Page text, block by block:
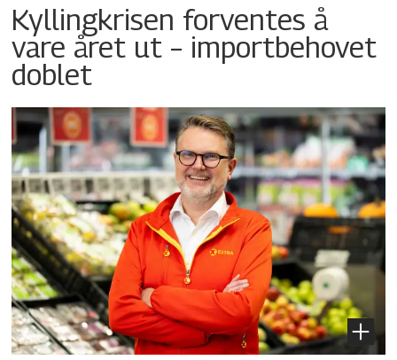
Kyllingkrisen forventes å
vare året ut – importbehovet
doblet